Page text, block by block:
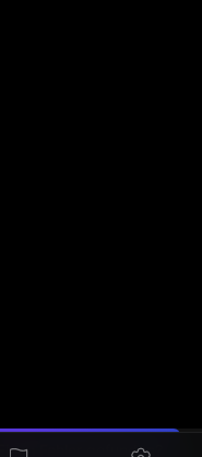
Einen Fehler gefunden?